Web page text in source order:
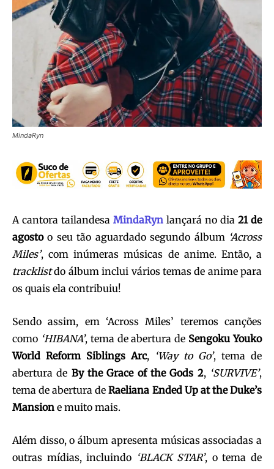
MindaRyn
A cantora tailandesa MindaRyn lançará no dia 21 de
agostoo seu tão aguardado segundo álbum ‘Across
Miles’, com inúmeras músicas de anime. Então, a
tracklistdo álbum inclui vários temas de anime para
os quais ela contribuiu!
Sendo assim, em ‘Across Miles’ teremos canções
como ‘HIBANA’, tema de abertura de Sengoku Youko
World Reform Siblings Arc, ‘Way to Go’, tema de
abertura de By the Grace of the Gods 2, ‘SURVIVE’,
tema de abertura deRaeliana Ended Up at the Duke’s
Mansion e muito mais.
Além disso, o álbum apresenta músicas associadas a
outras mídias, incluindo ‘BLACK STAR’, o tema de